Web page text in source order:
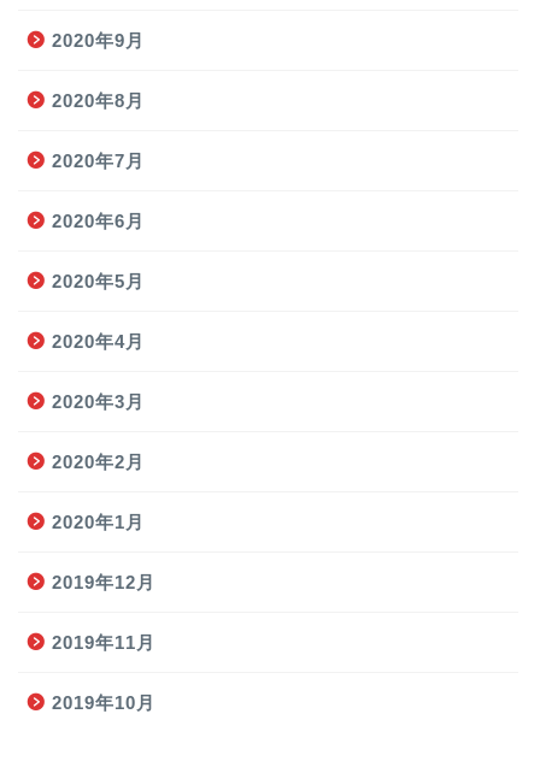
2020年9月
2020年8月
2020年7月
2020年6月
2020年5月
2020年4月
2020年3月
2020年2月
2020年1月
2019年12月
2019年11月
2019年10月